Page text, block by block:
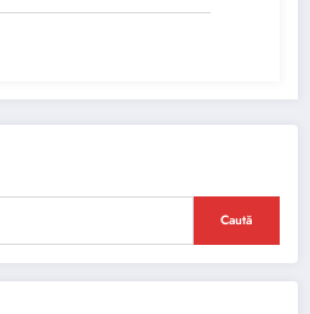
Caută